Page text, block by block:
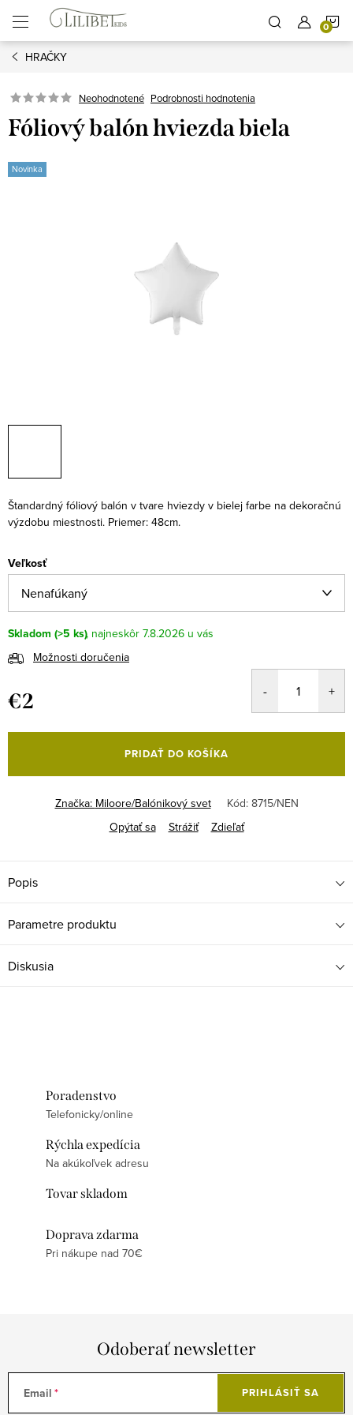
obsah
HRAČKY
Neohodnotené Podrobnosti hodnotenia
Fóliový balón hviezda biela
Novinka
Štandardný fóliový balón v tvare hviezdy v bielej farbe na dekoračnú
výzdobu miestnosti. Priemer: 48cm.
Veľkosť
Skladom (>5 ks)
7.8.2026
Možnosti doručenia
€2
cena:
PRIDAŤ DO KOŠÍKA
Značka: Miloore/Balónikový svet Kód: 8715/NEN
Opýtať sa
Strážiť Zdieľať
Popis
Parametre produktu
Diskusia
Poradenstvo
Telefonicky/online
Rýchla expedícia
Na akúkoľvek adresu
Tovar skladom
Doprava zdarma
Pri nákupe nad 70€
Odoberať newsletter
Email PRIHLÁSIŤ SA